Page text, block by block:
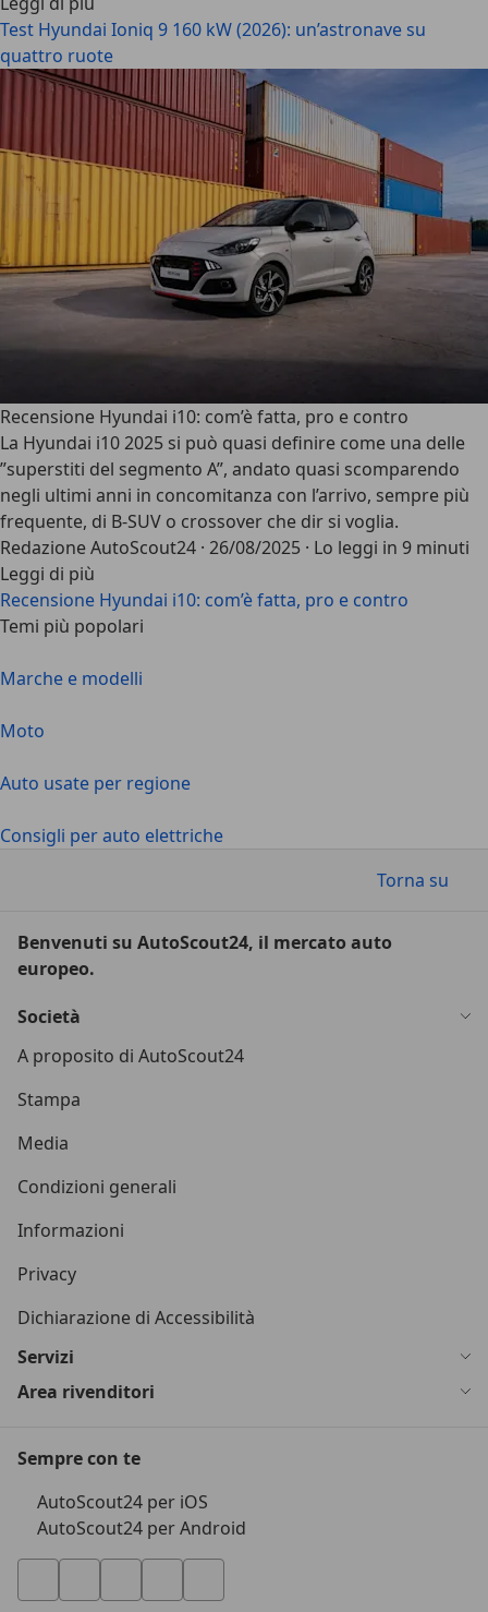
Test Hyundai Ioniq 9 160 kW (2026): un’astronave su
quattro ruote
Recensione Hyundai i10: com’è fatta, pro e contro
La Hyundai i10 2025 si può quasi definire come una delle
”superstiti del segmento A”, andato quasi scomparendo
negli ultimi anni in concomitanza con l’arrivo, sempre più
frequente, di B-SUV o crossover che dir si voglia.
Redazione AutoScout24 · 26/08/2025 · Lo leggi in 9 minuti
Leggi di più
Recensione Hyundai i10: com’è fatta, pro e contro
Temi più popolari
Marche e modelli
Moto
Auto usate per regione
Consigli per auto elettriche
Torna su
Benvenuti su AutoScout24, il mercato auto
europeo.
Società
A proposito di AutoScout24
Stampa
Media
Condizioni generali
Informazioni
Privacy
Dichiarazione di Accessibilità
Servizi
Area rivenditori
Sempre con te
AutoScout24 per iOS
AutoScout24 per Android